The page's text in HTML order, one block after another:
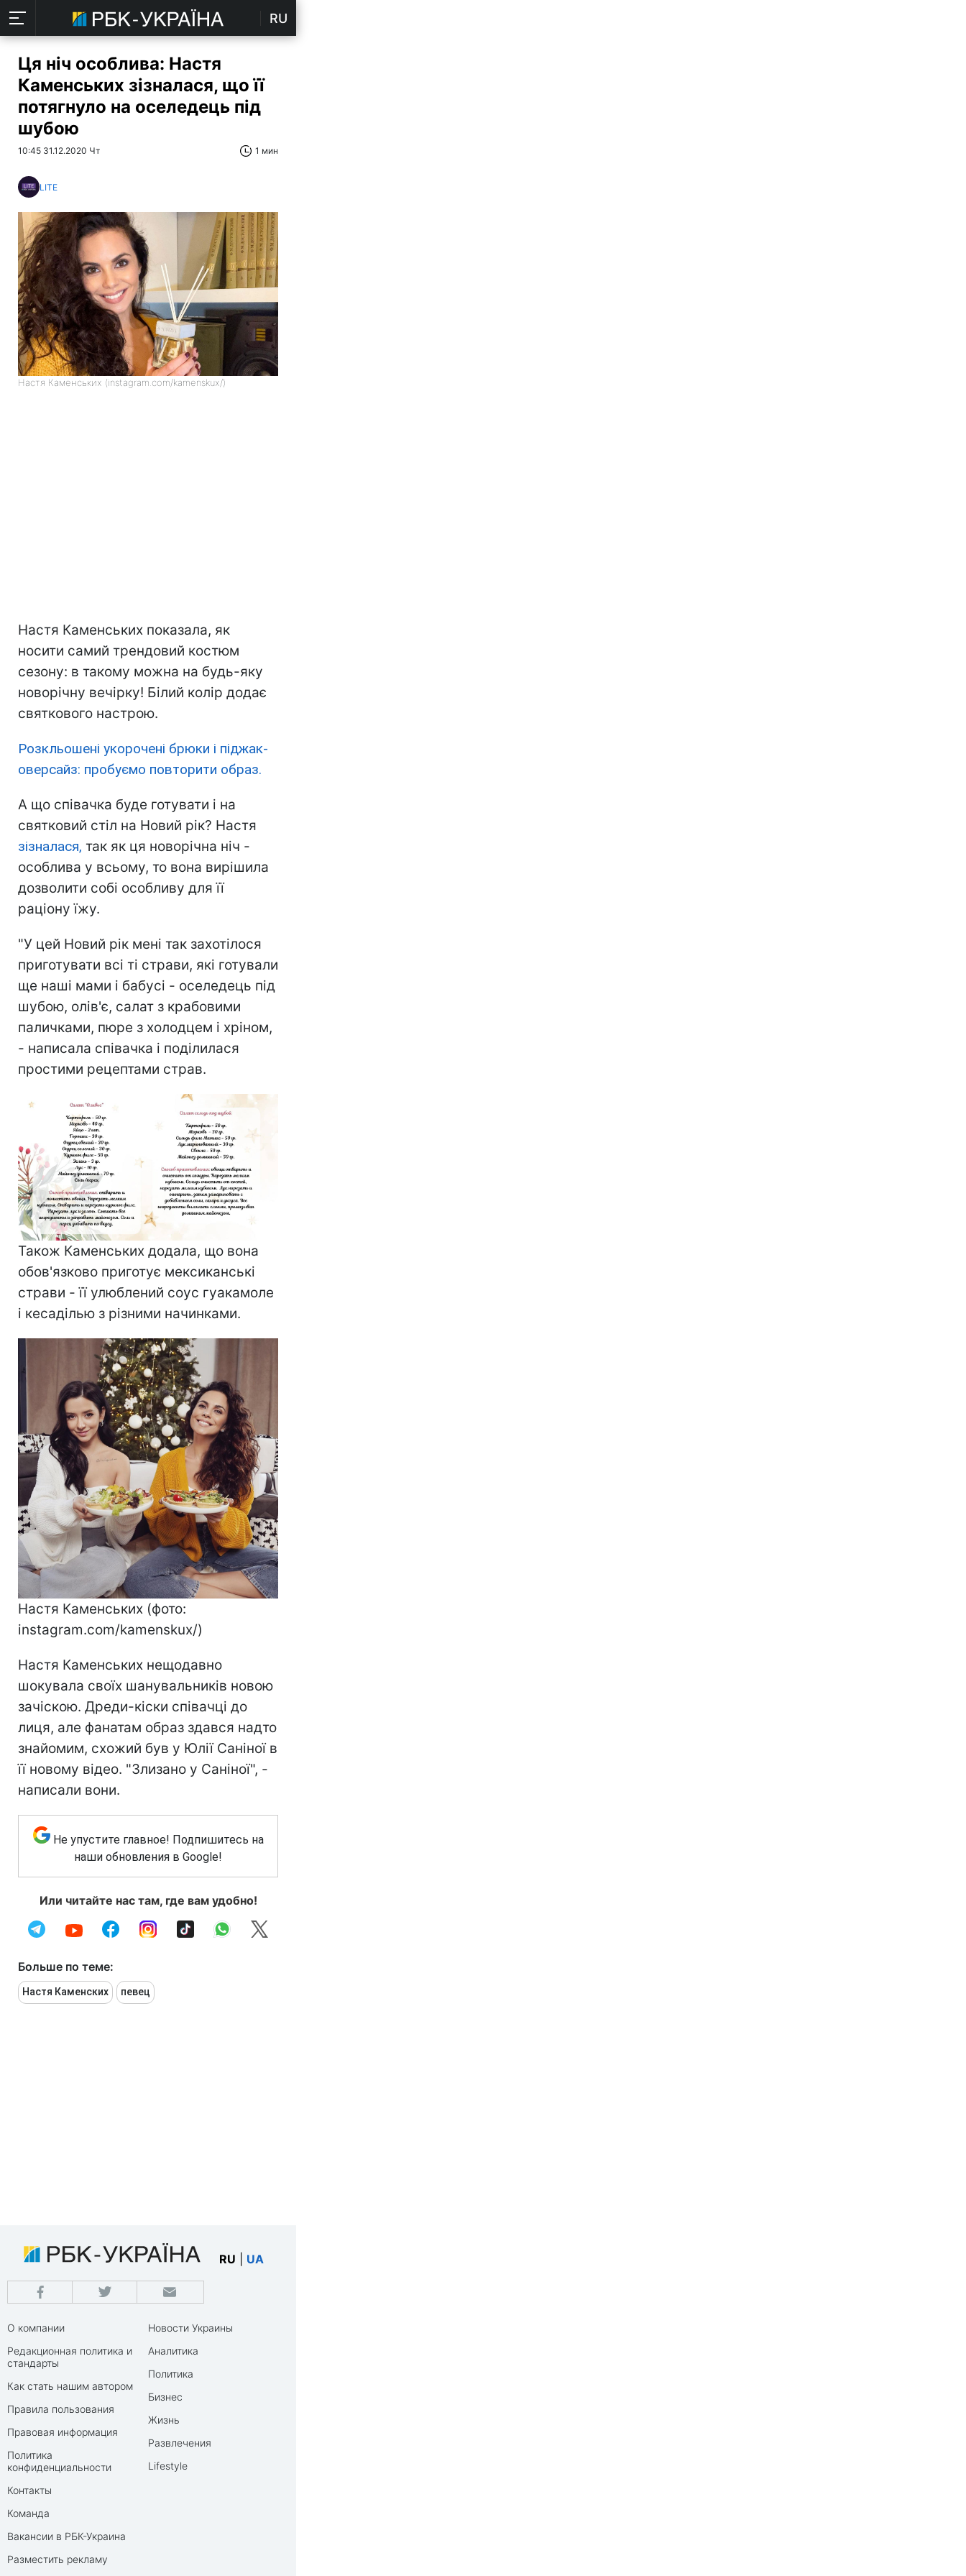
RU
Ця ніч особлива: Настя
Каменських зізналася, що її
потягнуло на оселедець під
шубою
10:45 31.12.2020 Чт 1 мин
LITE
Настя Каменських (instagram.com/kamenskux/)
Настя Каменських показала, як
носити самий трендовий костюм
сезону: в такому можна на будь-яку
новорічну вечірку! Білий колір додає
святкового настрою.
Розкльошені укорочені брюки і піджак-
оверсайз: пробуємо повторити образ.
А що співачка буде готувати і на
святковий стіл на Новий рік? Настя
зізналася, так як ця новорічна ніч -
особлива у всьому, то вона вирішила
дозволити собі особливу для її
раціону їжу.
"У цей Новий рік мені так захотілося
приготувати всі ті страви, які готували
ще наші мами і бабусі - оселедець під
шубою, олів'є, салат з крабовими
паличками, пюре з холодцем і хріном,
- написала співачка і поділилася
простими рецептами страв.
Також Каменських додала, що вона
обов'язково приготує мексиканські
страви - її улюблений соус гуакамоле
і кесаділью з різними начинками.
Настя Каменських (фото:
instagram.com/kamenskux/)
Настя Каменських нещодавно
шокувала своїх шанувальників новою
зачіскою. Дреди-кіски співачці до
лиця, але фанатам образ здався надто
знайомим, схожий був у Юлії Саніної в
її новому відео. "Злизано у Саніної", -
написали вони.
Не упустите главное! Подпишитесь на
наши обновления в Google!
Или читайте нас там, где вам удобно!
Больше по теме:
Настя Каменских певец
RU UA
О компании
Редакционная политика и
стандарты
Как стать нашим автором
Правила пользования
Правовая информация
Политика
конфиденциальности
Контакты
Команда
Вакансии в РБК-Украина
Разместить рекламу
Новости Украины
Аналитика
Политика
Бизнес
Жизнь
Развлечения
Lifestyle